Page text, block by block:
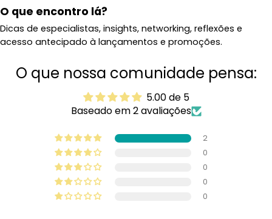
O que encontro lá?
Dicas de especialistas, insights, networking, reflexões e
acesso antecipado à lançamentos e promoções.
O que nossa comunidade pensa:
5.00 de 5
Baseado em 2 avaliações
2
0
0
0
0